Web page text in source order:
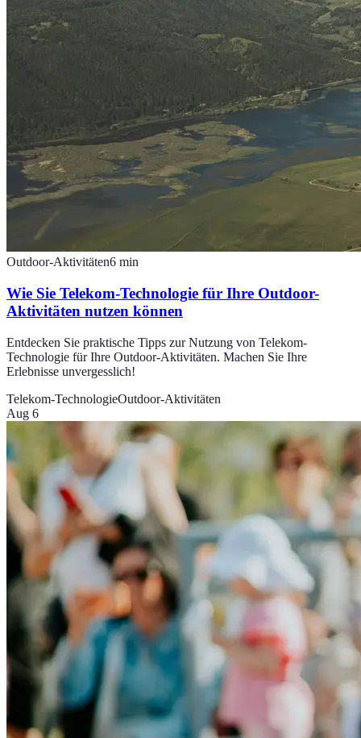
Outdoor-Aktivitäten6 min
Wie Sie Telekom-Technologie für Ihre Outdoor-
Aktivitäten nutzen können
Entdecken Sie praktische Tipps zur Nutzung von Telekom-
Technologie für Ihre Outdoor-Aktivitäten. Machen Sie Ihre
Erlebnisse unvergesslich!
Telekom-TechnologieOutdoor-Aktivitäten
Aug 6